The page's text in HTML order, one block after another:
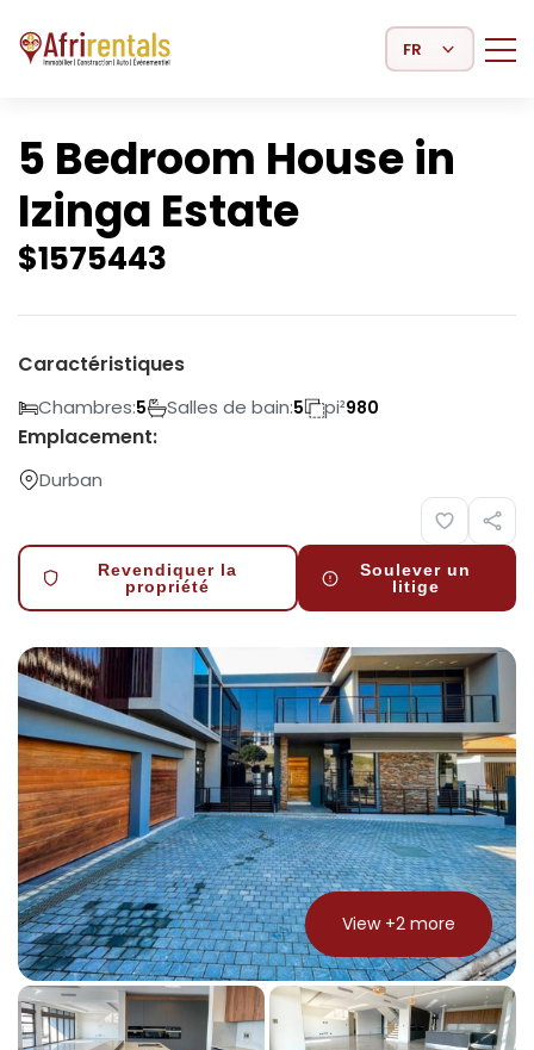
Select Language
5 Bedroom House in
Izinga Estate
$1575443
Caractéristiques
Chambres:5 Salles de bain:5 pi²980
Emplacement:
Durban
Revendiquer la
propriété
Soulever un
litige
View +2 more